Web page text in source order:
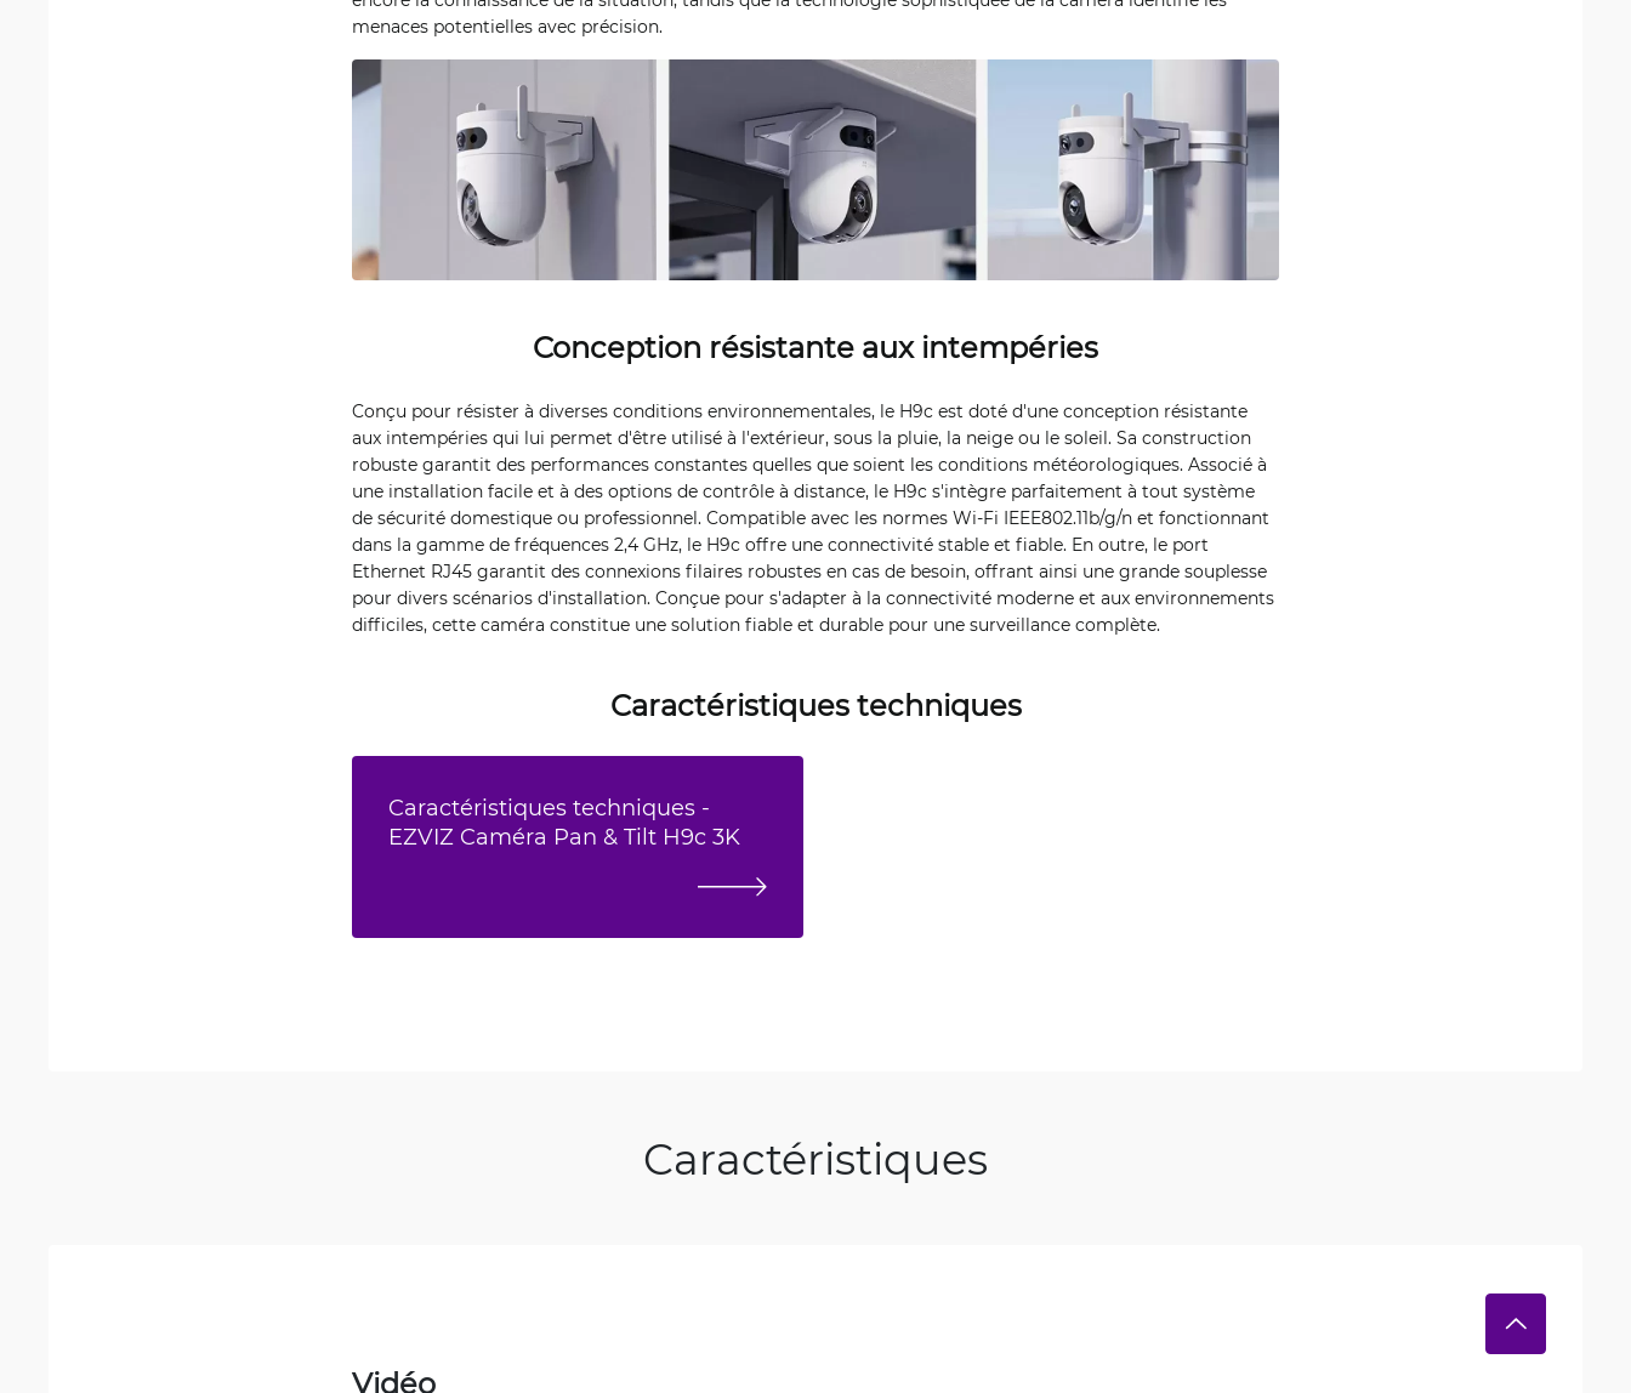
menaces potentielles avec précision.
Conception résistante aux intempéries
Conçu pour résister à diverses conditions environnementales, le H9c est doté d'une conception résistante
aux intempéries qui lui permet d'être utilisé à l'extérieur, sous la pluie, la neige ou le soleil. Sa construction
robuste garantit des performances constantes quelles que soient les conditions météorologiques. Associé à
une installation facile et à des options de contrôle à distance, le H9c s'intègre parfaitement à tout système
de sécurité domestique ou professionnel. Compatible avec les normes Wi-Fi IEEE802.11b/g/n et fonctionnant
dans la gamme de fréquences 2,4 GHz, le H9c offre une connectivité stable et fiable. En outre, le port
Ethernet RJ45 garantit des connexions filaires robustes en cas de besoin, offrant ainsi une grande souplesse
pour divers scénarios d'installation. Conçue pour s'adapter à la connectivité moderne et aux environnements
difficiles, cette caméra constitue une solution fiable et durable pour une surveillance complète.
Caractéristiques techniques
Caractéristiques techniques -
EZVIZ Caméra Pan & Tilt H9c 3K
Caractéristiques
Vidéo